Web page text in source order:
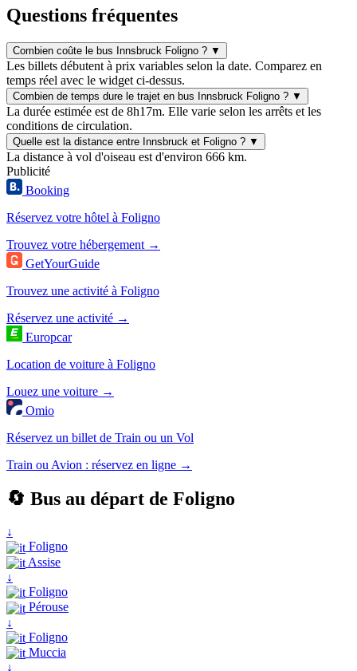
Questions fréquentes
Combien coûte le bus Innsbruck Foligno ? ▼
Les billets débutent à prix variables selon la date. Comparez en
temps réel avec le widget ci-dessus.
Combien de temps dure le trajet en bus Innsbruck Foligno ? ▼
La durée estimée est de 8h17m. Elle varie selon les arrêts et les
conditions de circulation.
Quelle est la distance entre Innsbruck et Foligno ? ▼
La distance à vol d'oiseau est d'environ 666 km.
Publicité
Booking
Réservez votre hôtel à Foligno
Trouvez votre hébergement →
GetYourGuide
Trouvez une activité à Foligno
Réservez une activité →
Europcar
Location de voiture à Foligno
Louez une voiture →
Omio
Réservez un billet de Train ou un Vol
Train ou Avion : réservez en ligne →
🔄 Bus au départ de Foligno
↓
Foligno
Assise
↓
Foligno
Pérouse
↓
Foligno
Muccia
↓